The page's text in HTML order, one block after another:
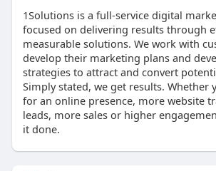
1Solutions is a full-service digital
focused on delivering results through
measurable solutions. We work with
develop their marketing plans and
strategies to attract and convert
Simply stated, we get results. Whether
for an online presence, more website
leads, more sales or higher
it done.